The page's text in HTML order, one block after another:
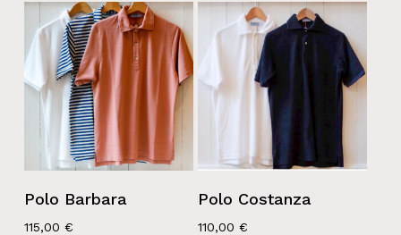
Polo Barbara
115,00 €
Polo Costanza
110,00€